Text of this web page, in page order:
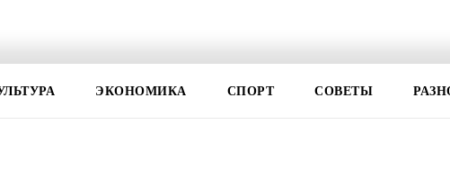
ЭКОНОМИКА СПОРТ СОВЕТЫ